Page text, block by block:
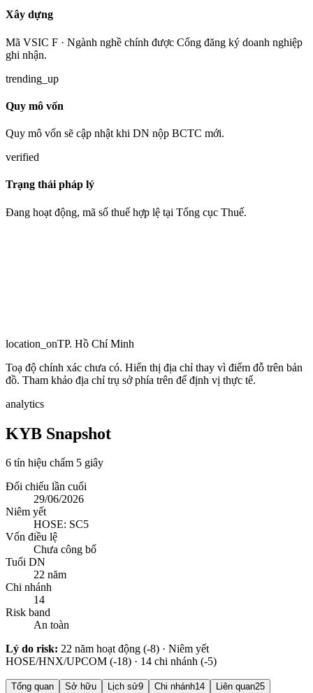
Xây dựng
Mã VSIC F · Ngành nghề chính được Cổng đăng ký doanh nghiệp
ghi nhận.
trending_up
Quy mô vốn
Quy mô vốn sẽ cập nhật khi DN nộp BCTC mới.
verified
Trạng thái pháp lý
Đang hoạt động, mã số thuế hợp lệ tại Tổng cục Thuế.
location_onTP. Hồ Chí Minh
Toạ độ chính xác chưa có. Hiển thị địa chỉ thay vì điểm đỗ trên bản
đồ. Tham khảo địa chỉ trụ sở phía trên để định vị thực tế.
analytics
KYB Snapshot
6 tín hiệu chấm 5 giây
Đối chiếu lần cuối
29/06/2026
Niêm yết
HOSE: SC5
Vốn điều lệ
Chưa công bố
Tuổi DN
22 năm
Chi nhánh
14
Risk band
An toàn
Lý do risk: 22 năm hoạt động (-8) · Niêm yết
HOSE/HNX/UPCOM (-18) · 14 chi nhánh (-5)
Tổng quan Sở hữu Lịch sử9 Chi nhánh14 Liên quan25